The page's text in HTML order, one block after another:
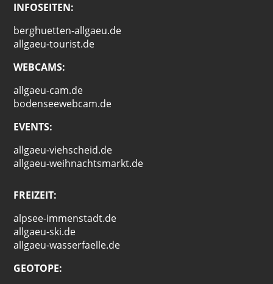
INFOSEITEN:
berghuetten-allgaeu.de
allgaeu-tourist.de
WEBCAMS:
allgaeu-cam.de
bodenseewebcam.de
EVENTS:
allgaeu-viehscheid.de
allgaeu-weihnachtsmarkt.de
FREIZEIT:
alpsee-immenstadt.de
allgaeu-ski.de
allgaeu-wasserfaelle.de
GEOTOPE: